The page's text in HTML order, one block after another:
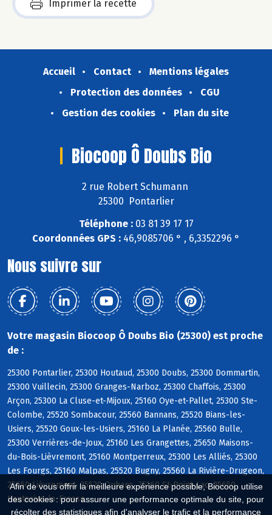
Afin de vous offrir la meilleure expérience possible, Biocoop utilise
des cookies : pour assurer une performance optimale du site, pour
récolter des statistiques afin d'analyser le trafic et la performance
Imprimer la recette
Accueil Contact
Mentions légales
Protection des données
CGU
Gestion des cookies
Plan du site
Biocoop Ô Doubs Bio
2 rue Robert Schumann
25300 Pontarlier
Téléphone :03 81 39 17 17
Coordonnées GPS : 46,9085706 ° , 6,3352296 °
Nous suivre sur
Votre magasin Biocoop Ô Doubs Bio (25300) est proche
de :
25300 Pontarlier, 25300 Houtaud, 25300 Doubs, 25300 Dommartin,
25300 Vuillecin, 25300 Granges-Narboz, 25300 Chaffois, 25300
Arçon, 25300 La Cluse-et-Mijoux, 25160 Oye-et-Pallet, 25300 Ste-
Colombe, 25520 Sombacour, 25560 Bannans, 25520 Bians-les-
Usiers, 25520 Goux-les-Usiers, 25160 La Planée, 25560 Bulle,
25300 Verrières-de-Joux, 25160 Les Grangettes, 25650 Maisons-
du-Bois-Lièvremont, 25160 Montperreux, 25300 Les Alliés, 25300
Les Fourgs, 25160 Malpas, 25520 Bugny, 25560 La Rivière-Drugeon,
25650 Lièvremont, 25520 Ouhans, 25160 St-Point-Lac, 25650
Hauterive-la-Fresse